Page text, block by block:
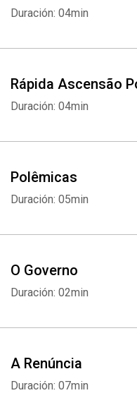
Duración: 04min
Rápida Ascensão
Duración: 04min
Polêmicas
Duración: 05min
O Governo
Duración: 02min
A Renúncia
Duración: 07min